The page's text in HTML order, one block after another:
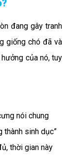
đang gây tranh
giống chó đã và
của nó, tuy
nói chung
thành sinh dục”
thời gian này